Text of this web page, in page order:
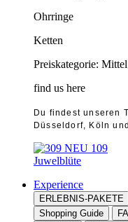
Ohrringe
Ketten
Preiskategorie:
find us here
Du findest unseren
Düsseldorf, Köln
Juwelblüte
Experience
ERLEBNIS-PAKETE
Shopping Guide